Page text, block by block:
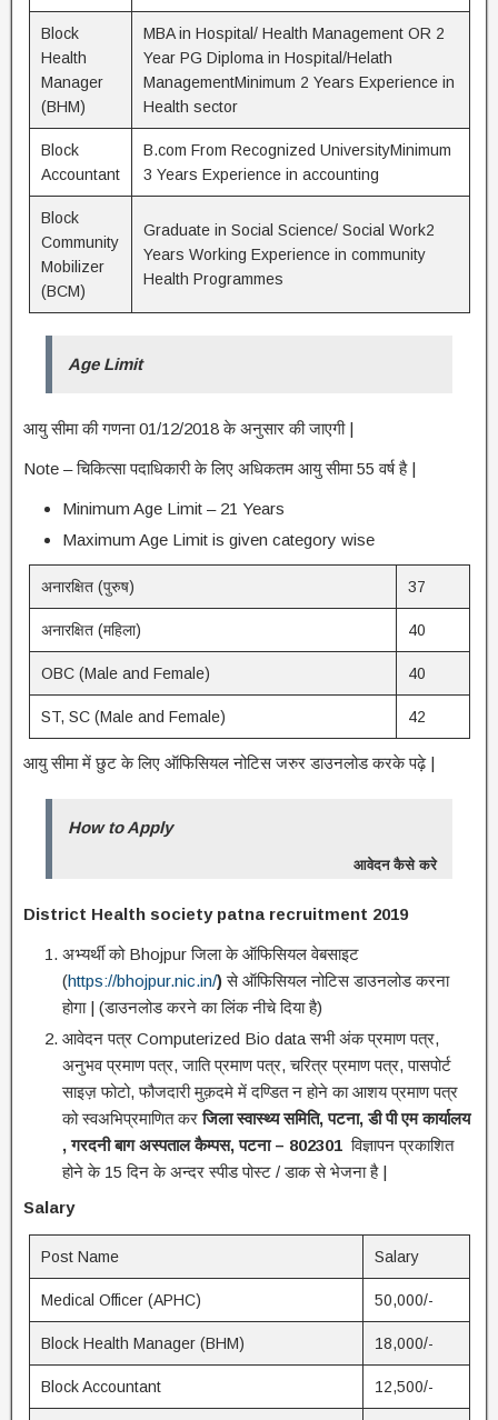
Block
Health
Manager
(BHM)
MBA in Hospital/ Health Management OR 2
Year PG Diploma in Hospital/Helath
ManagementMinimum 2 Years Experience in
Health sector
Block
Accountant
B.com From Recognized UniversityMinimum
3 Years Experience in accounting
Block
Community
Mobilizer
(BCM)
Graduate in Social Science/ Social Work2
Years Working Experience in community
Health Programmes
Age Limit
आयु सीमा की गणना 01/12/2018 के अनुसार की जाएगी |
Note – चिकित्सा पदाधिकारी के लिए अधिकतम आयु सीमा 55 वर्ष है |
Minimum Age Limit – 21 Years
Maximum Age Limit is given category wise
अनारक्षित (पुरुष) 37
अनारक्षित (महिला) 40
OBC (Male and Female) 40
ST, SC (Male and Female) 42
आयु सीमा में छुट के लिए ऑफिसियल नोटिस जरुर डाउनलोड करके पढ़े |
How to Apply
आवेदन कैसे करे
District Health society patna recruitment 2019
अभ्यर्थी को Bhojpur जिला के ऑफिसियल वेबसाइट
(https://bhojpur.nic.in/) से ऑफिसियल नोटिस डाउनलोड करना
होगा | (डाउनलोड करने का लिंक नीचे दिया है)
आवेदन पत्र Computerized Bio data सभी अंक प्रमाण पत्र,
अनुभव प्रमाण पत्र, जाति प्रमाण पत्र, चरित्र प्रमाण पत्र, पासपोर्ट
साइज़ फोटो, फौजदारी मुक़दमे में दण्डित न होने का आशय प्रमाण पत्र
को स्वअभिप्रमाणित करजिला स्वास्थ्य समिति, पटना, डी पी एम कार्यालय
, गरदनी बाग अस्पताल कैम्पस, पटना – 802301 विज्ञापन प्रकाशित
होने के 15 दिन के अन्दर स्पीड पोस्ट / डाक से भेजना है |
Salary
Post Name Salary
Medical Officer (APHC) 50,000/-
Block Health Manager (BHM) 18,000/-
Block Accountant 12,500/-